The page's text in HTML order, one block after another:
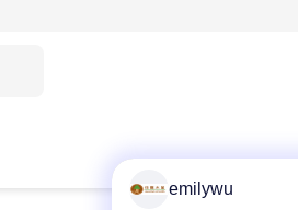
emilywu